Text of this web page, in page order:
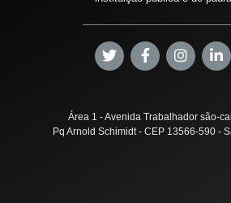
Área 1 - Avenida Trabalhador são-
Pq Arnold Schimidt - CEP 13566-590 -